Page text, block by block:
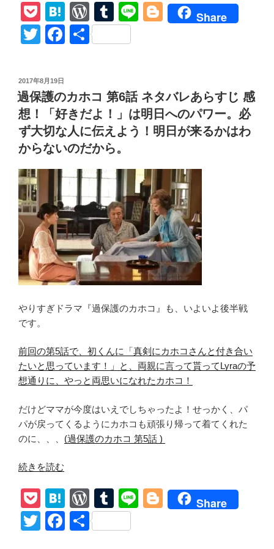
だ！」”
の
護
の
カ
第
7
話
ネ
タ
バ
レ
あ
ら
す
じ
と、
次
回
第
8
話
ら
す
じ！
れ
よ
う」
ら
達
が
結
P
o
ck
H
at
e
a
W
or
d
e
ss
T
u
m
r
Li
Bl
er
Share
T
tt
er
F
e
b
o
o
k
共
投
稿
日:
2017年8月19日
過保護のカホコ 第6話 ネタバレあらすじ 感
想！「好きだよ！」は明日へのパワー。必
ず大切な人に伝えよう！明日が来るかはわ
からないのだから。
やりすぎドラマ『過保護のカホコ』も、いよいよ後半戦
です。
前回の第5話で、初くんに「真剣にカホコさんと付き合い
たいと思っています！」と、両親に言って貰ってLyraの予
想通りに、やっと両思いになれたカホコ！
だけどママが今度はいえでしちゃったよ！せっかく、パ
パが戻ってくるようにカホコも頑張り帰って着てくれた
のに、、、 (過保護のカホコ 第5話 )
“過
護
の
カ
続きを読む
P
o
ck
H
at
e
W
or
d
T
u
m
Li
Bl
Share
T
F
共